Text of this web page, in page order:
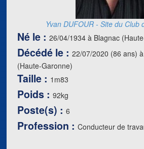
Yvan DUFOUR - Site du Club
Né le :26/04/1934 à Blagnac
Décédé le :22/07/2020 (86 ans)
(Haute-Garonne)
Taille : 1m83
Poids :92kg
Poste(s) :6
Profession :Conducteur de